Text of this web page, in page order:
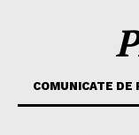
COMUNICATE DE